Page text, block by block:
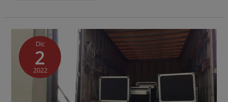
Dic
2
2022
Alquiler
de
equipos
para
fiestas
privadas
de
Navidad